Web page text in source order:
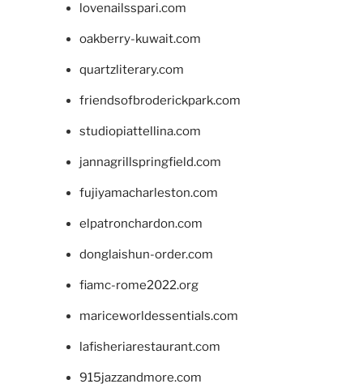
lovenailsspari.com
oakberry-kuwait.com
quartzliterary.com
friendsofbroderickpark.com
studiopiattellina.com
jannagrillspringfield.com
fujiyamacharleston.com
elpatronchardon.com
donglaishun-order.com
fiamc-rome2022.org
mariceworldessentials.com
lafisheriarestaurant.com
915jazzandmore.com